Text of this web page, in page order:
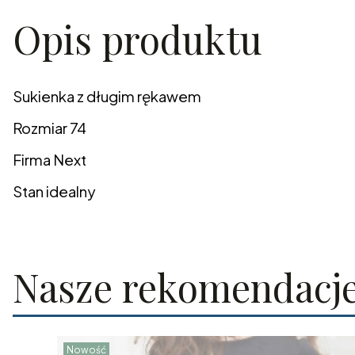
Opis produktu
Sukienka z długim rękawem
Rozmiar 74
Firma Next
Stan idealny
Nasze
Nowość